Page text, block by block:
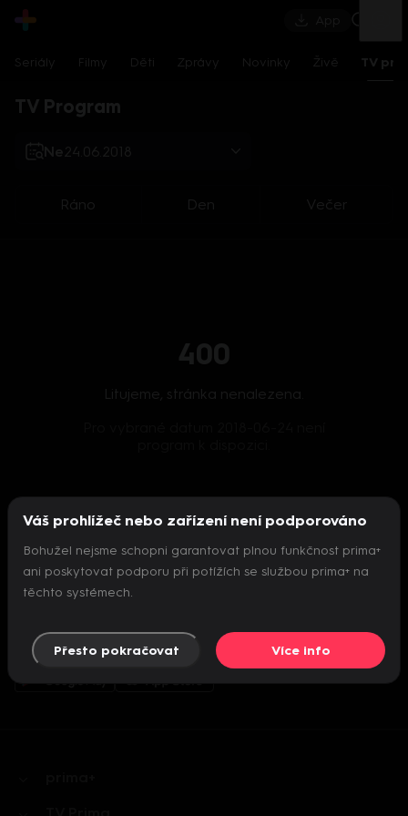
Seriály Filmy Děti Zprávy Novinky Živě TV
TV Program
Ráno Den Večer
400
Litujeme, stránka nenalezena.
Sledujte nás
Váš prohlížeč nebo zařízení není podporováno
Bohužel nejsme schopni garantovat plnou funkčnost prima+
ani poskytovat podporu při potížích se službou prima+ na
těchto systémech.
Přesto pokračovat Více info